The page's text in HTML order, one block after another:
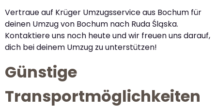
Vertraue auf Krüger Umzugsservice aus Bochum für
deinen Umzug von Bochum nach Ruda Śląska.
Kontaktiere uns noch heute und wir freuen uns darauf,
dich bei deinem Umzug zu unterstützen!
Günstige
Transportmöglichkeiten